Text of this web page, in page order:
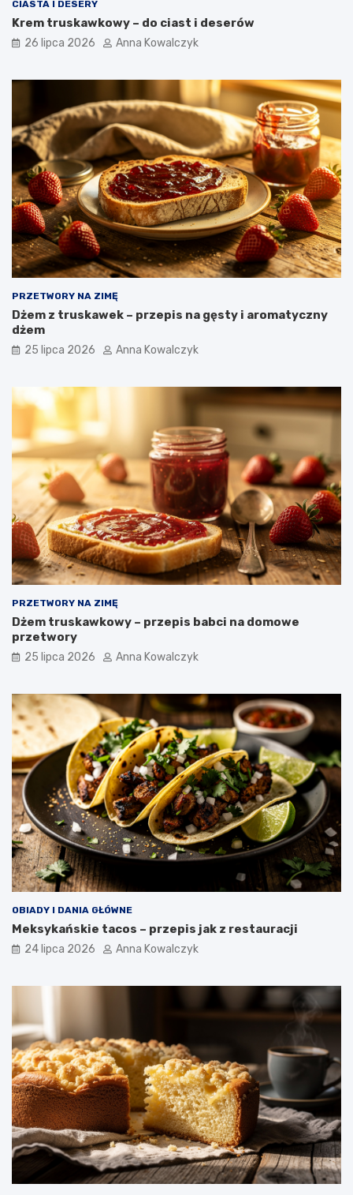
CIASTA I DESERY
Krem truskawkowy – do ciast i deserów
26 lipca 2026 Anna Kowalczyk
PRZETWORY NA ZIMĘ
Dżem z truskawek – przepis na gęsty i aromatyczny
dżem
25 lipca 2026 Anna Kowalczyk
PRZETWORY NA ZIMĘ
Dżem truskawkowy – przepis babci na domowe
przetwory
25 lipca 2026 Anna Kowalczyk
OBIADY I DANIA GŁÓWNE
Meksykańskie tacos – przepis jak z restauracji
24 lipca 2026 Anna Kowalczyk